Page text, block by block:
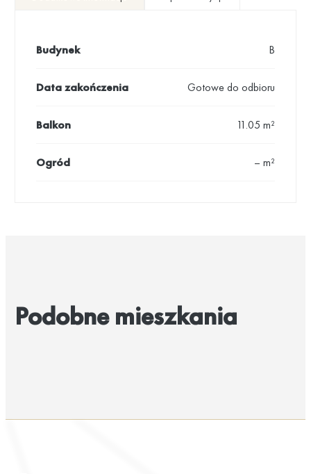
Budynek B
Data zakończenia Gotowe do odbioru
Balkon 11.05 m²
Ogród – m²
Podobne mieszkania